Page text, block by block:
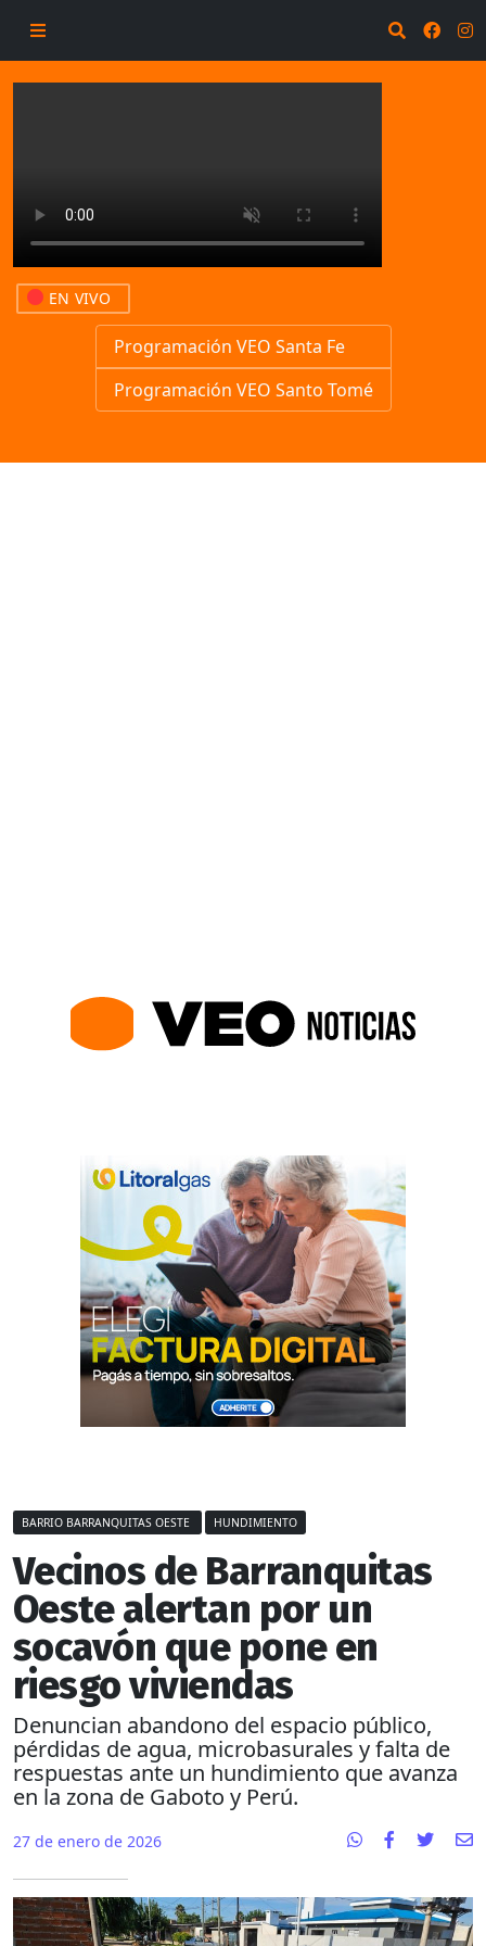
EN VIVO
Programación VEO Santa Fe
Programación VEO Santo Tomé
BARRIO BARRANQUITAS OESTE HUNDIMIENTO
Vecinos de Barranquitas
Oeste alertan por un
socavón que pone en
riesgo viviendas
Denuncian abandono del espacio público,
pérdidas de agua, microbasurales y falta de
respuestas ante un hundimiento que avanza
en la zona de Gaboto y Perú.
27 de enero de 2026